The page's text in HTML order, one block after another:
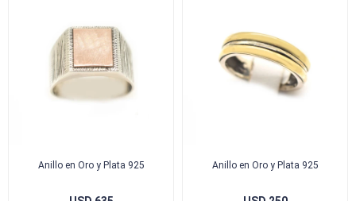
Anillo en Oro y Plata 925 Anillo en Oro y Plata 925